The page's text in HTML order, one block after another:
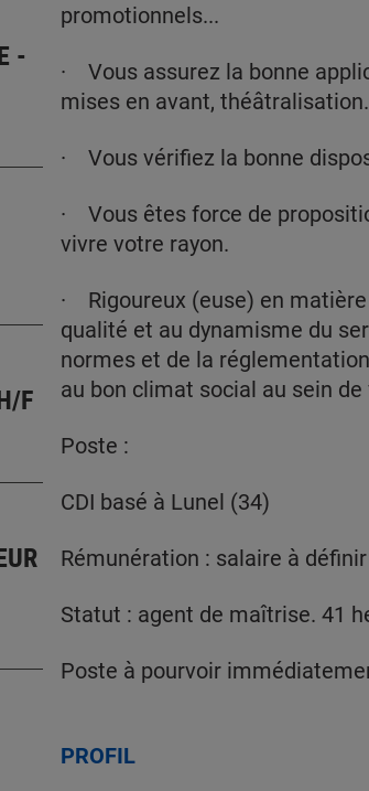
-
F
promotionnels...
· Vous assurez la bonne
mises en avant,
· Vous vérifiez la bonne
· Vous êtes force de
vivre votre rayon.
· Rigoureux (euse) en
qualité et au dynamisme du
normes et de la
au bon climat social au sein
Poste :
CDI basé à Lunel (34)
Rémunération : salaire à
Statut : agent de maîtrise. 41
Poste à pourvoir
PROFIL